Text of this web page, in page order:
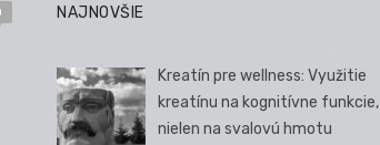
NAJNOVŠIE
Kreatín pre wellness: Využitie
kreatínu na kognitívne funkcie,
nielen na svalovú hmotu